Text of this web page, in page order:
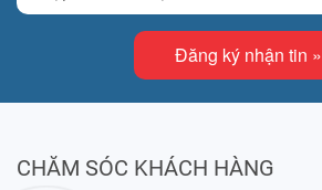
Đăng ký nhận tin »
CHĂM SÓC KHÁCH HÀNG